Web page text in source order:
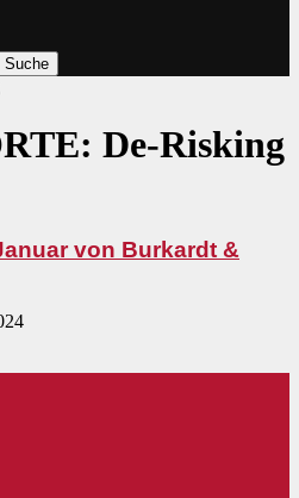
De-Risking
von Burkardt &